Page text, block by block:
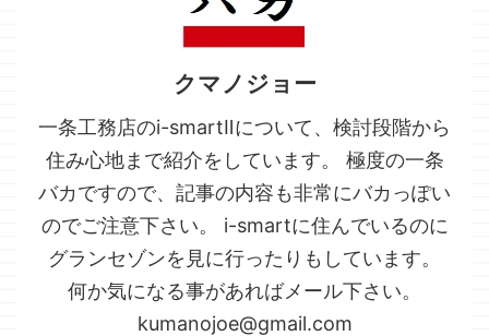
クマノジョー
一条工務店のi-smartⅡについて、検討段階から
住み心地まで紹介をしています。 極度の一条
バカですので、記事の内容も非常にバカっぽい
のでご注意下さい。 i-smartに住んでいるのに
グランセゾンを見に行ったりもしています。
何か気になる事があればメール下さい。
kumanojoe@gmail.com